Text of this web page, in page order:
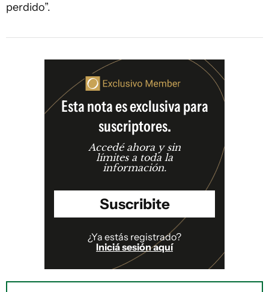
perdido”.
Esta nota es exclusiva para
suscriptores.
Accedé ahora y sin
límites a toda la
información.
Suscribite
¿Ya estás registrado?
Iniciá sesión aquí